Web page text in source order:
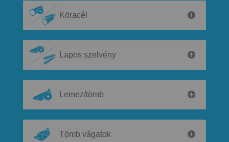
Köracél
Lapos szelvény
Lemez/tömb
Tömb vágatok